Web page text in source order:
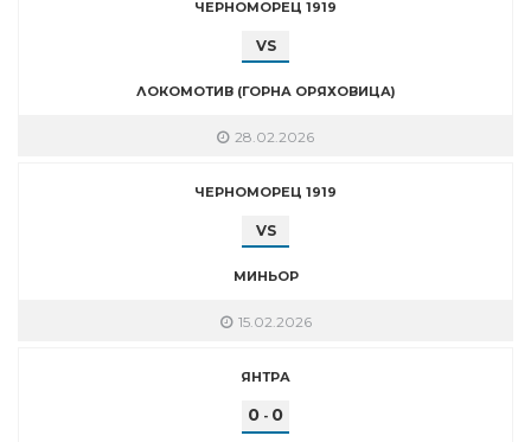
ЧЕРНОМОРЕЦ 1919
VS
ЛОКОМОТИВ (ГОРНА ОРЯХОВИЦА)
28.02.2026
ЧЕРНОМОРЕЦ 1919
VS
МИНЬОР
15.02.2026
ЯНТРА
0 - 0